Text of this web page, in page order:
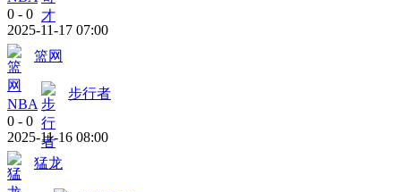
0 - 0
2025-11-17 07:00
篮网
NBA
步行者
0 - 0
2025-11-16 08:00
猛龙